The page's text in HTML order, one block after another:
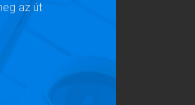
az út